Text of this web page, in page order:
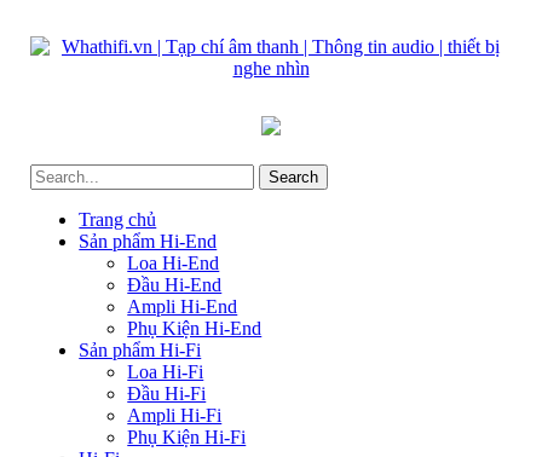
Trang chủ
Sản phẩm Hi-End
Loa Hi-End
Đầu Hi-End
Ampli Hi-End
Phụ Kiện Hi-End
Sản phẩm Hi-Fi
Loa Hi-Fi
Đầu Hi-Fi
Ampli Hi-Fi
Phụ Kiện Hi-Fi